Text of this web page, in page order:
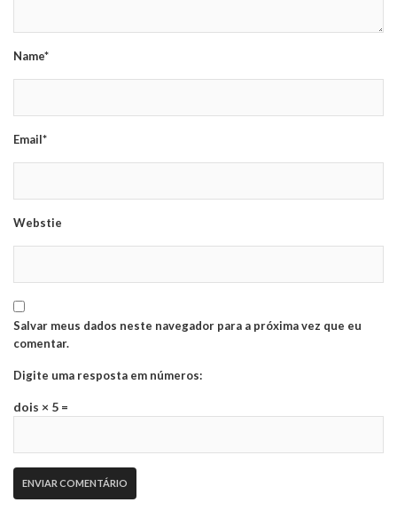
Name*
Email*
Webstie
Salvar meus dados neste navegador para a próxima vez que eu
comentar.
Digite uma resposta em números:
dois × 5 =